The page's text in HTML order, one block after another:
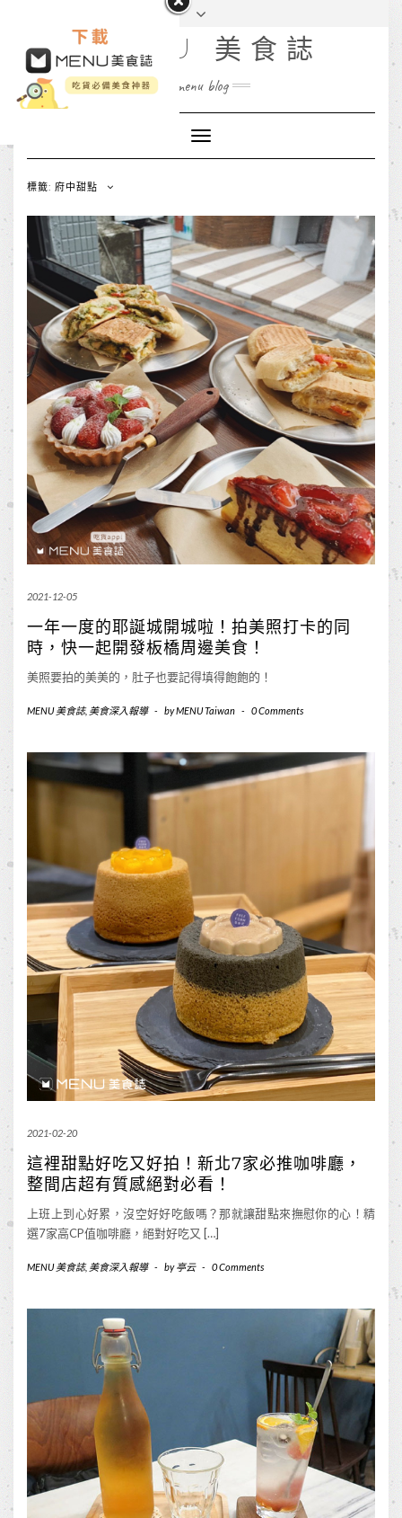
MENU 美食誌
menu blog
Toggle
Navigation
標籤: 府中甜點
2021-12-05
一年一度的耶誕城開城啦！拍美照打卡的同
時，快一起開發板橋周邊美食！
美照要拍的美美的，肚子也要記得填得飽飽的！
MENU 美食誌, 美食深入報導 - byMENU Taiwan - 0 Comments
2021-02-20
這裡甜點好吃又好拍！新北7家必推咖啡廳，
整間店超有質感絕對必看！
上班上到心好累，沒空好好吃飯嗎？那就讓甜點來撫慰你的心！精
選7家高CP值咖啡廳，絕對好吃又 […]
MENU 美食誌, 美食深入報導 - by亭云 - 0 Comments